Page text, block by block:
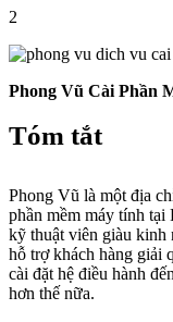
2
Phong Vũ Cài Phần
Tóm tắt
Phong Vũ là một địa
phần mềm máy tính
kỹ thuật viên giàu kinh
hỗ trợ khách hàng giải
cài đặt hệ điều hành
hơn thế nữa.